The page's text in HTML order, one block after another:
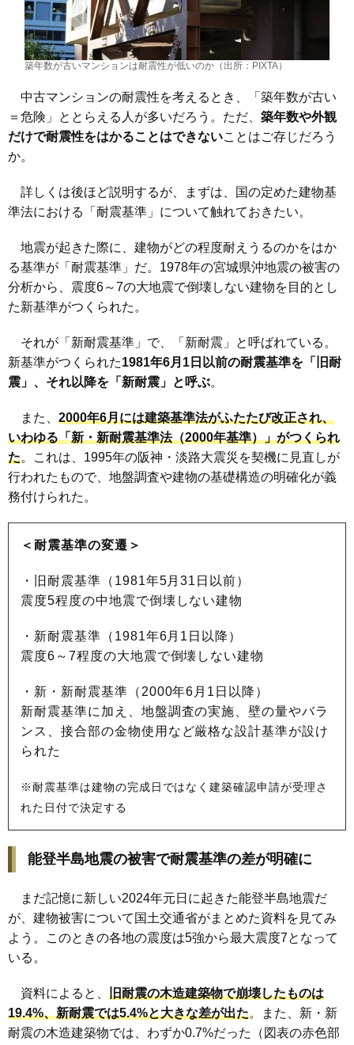
築年数が古いマンションは耐震性が低いのか（出所：PIXTA）
中古マンションの耐震性を考えるとき、「築年数が古い
＝危険」ととらえる人が多いだろう。ただ、 築年数や外観
だけで耐震性をはかることはできないことはご存じだろう
か。
詳しくは後ほど説明するが、まずは、国の定めた建物基
準法における「耐震基準」について触れておきたい。
地震が起きた際に、建物がどの程度耐えうるのかをはか
る基準が「耐震基準」だ。1978年の宮城県沖地震の被害の
分析から、震度6～7の大地震で倒壊しない建物を目的とし
た新基準がつくられた。
それが「新耐震基準」で、「新耐震」と呼ばれている。
新基準がつくられた1981年6月1日以前の耐震基準を「旧耐
震」、それ以降を「新耐震」と呼ぶ。
また、 2000年6月には建築基準法がふたたび改正され、
いわゆる「新・新耐震基準法（2000年基準）」がつくられ
た。これは、1995年の阪神・淡路大震災を契機に見直しが
行われたもので、地盤調査や建物の基礎構造の明確化が義
務付けられた。
＜耐震基準の変遷＞
・旧耐震基準（1981年5月31日以前）
震度5程度の中地震で倒壊しない建物
・新耐震基準（1981年6月1日以降）
震度6～7程度の大地震で倒壊しない建物
・新・新耐震基準（2000年6月1日以降）
新耐震基準に加え、地盤調査の実施、壁の量やバラ
ンス、接合部の金物使用など厳格な設計基準が設け
られた
※耐震基準は建物の完成日ではなく建築確認申請が受理さ
れた日付で決定する
能登半島地震の被害で耐震基準の差が明確に
まだ記憶に新しい2024年元日に起きた能登半島地震だ
が、建物被害について国土交通省がまとめた資料を見てみ
よう。このときの各地の震度は5強から最大震度7となって
いる。
資料によると、 旧耐震の木造建築物で崩壊したものは
19.4%、新耐震では5.4%と大きな差が出た。また、新・新
耐震の木造建築物では、わずか0.7%だった（図表の赤色部